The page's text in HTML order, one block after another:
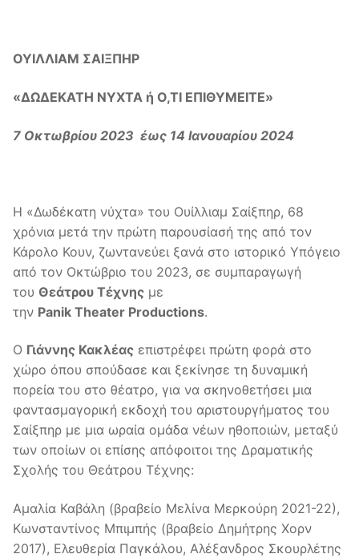
ΟΥΙΛΛΙΑΜ ΣΑΙΞΠΗΡ
«ΔΩΔΕΚΑΤΗ ΝΥΧΤΑ ή Ο,ΤΙ ΕΠΙΘΥΜΕΙΤΕ»
7 Οκτωβρίου 2023 έως 14 Ιανουαρίου 2024
Η «Δωδέκατη νύχτα» του Ουίλλιαμ Σαίξπηρ, 68
χρόνια μετά την πρώτη παρουσίασή της από τον
Κάρολο Κουν, ζωντανεύει ξανά στο ιστορικό Υπόγειο
από τον Οκτώβριο του 2023, σε συμπαραγωγή
του Θεάτρου Τέχνης με
την Panik Theater Productions.
Ο Γιάννης Κακλέας επιστρέφει πρώτη φορά στο
χώρο όπου σπούδασε και ξεκίνησε τη δυναμική
πορεία του στο θέατρο, για να σκηνοθετήσει μια
φαντασμαγορική εκδοχή του αριστουργήματος του
Σαίξπηρ με μια ωραία ομάδα νέων ηθοποιών, μεταξύ
των οποίων οι επίσης απόφοιτοι της Δραματικής
Σχολής του Θεάτρου Τέχνης:
Αμαλία Καβάλη (βραβείο Μελίνα Μερκούρη 2021-22),
Κωνσταντίνος Μπιμπής (βραβείο Δημήτρης Χορν
2017), Ελευθερία Παγκάλου, Αλέξανδρος Σκουρλέτης